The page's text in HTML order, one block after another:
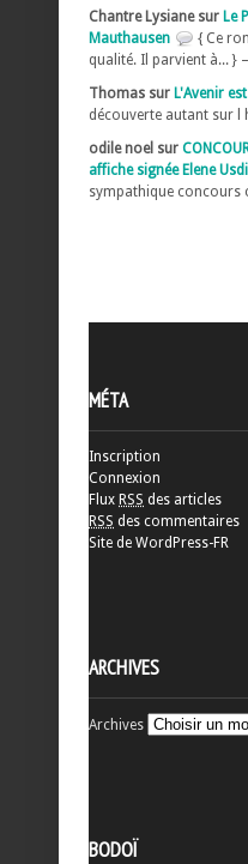
Chantre Lysiane sur Le
Mauthausen
{ Ce
qualité. Il parvient à... } –
Thomas sur L'Avenir
découverte autant sur l
odile noel sur
affiche signée Elene
sympathique concours
MÉTA
Inscription
Connexion
Flux RSS des articles
RSS des commentaires
Site de WordPress-FR
ARCHIVES
Archives
BODOÏ